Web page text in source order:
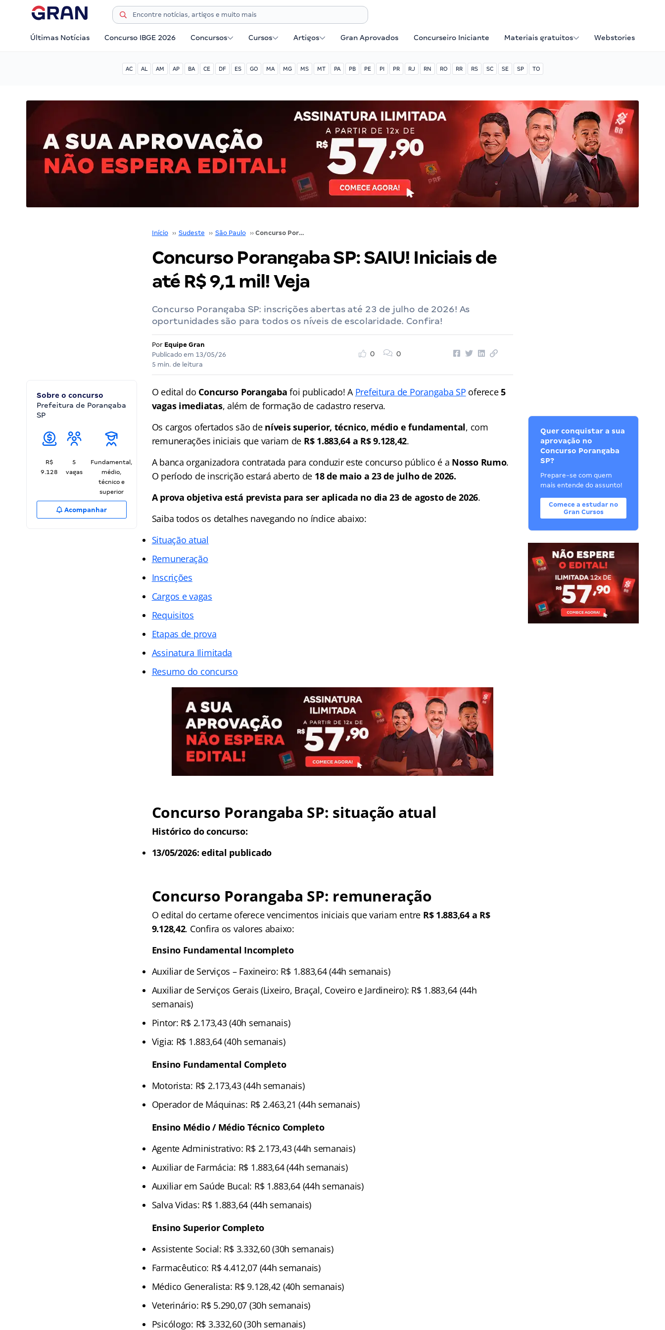
Últimas Notícias Concurso IBGE 2026 Concursos Cursos Artigos Gran Aprovados Concurseiro Iniciante Materiais gratuitos Webstories
AC AL AM AP BA CE DF ES GO MA MG MS MT PA PB PE PI PR RJ RN RO RR RS SC SE SP TO
Início ›› Sudeste ›› São Paulo ›› Concurso Porangaba SP: SAIU! Iniciais de até R$ 9,1 mil! Veja
Concurso Porangaba SP: SAIU! Iniciais de
até R$ 9,1 mil! Veja
Concurso Porangaba SP: inscrições abertas até 23 de julho de 2026! As
oportunidades são para todos os níveis de escolaridade. Confira!
Por Equipe Gran
Publicado em 13/05/26
5 min. de leitura
0 0
Sobre o concurso
Prefeitura de Porangaba
SP
R$
9.128
5
vagas
Fundamental,
médio,
técnico e
superior
Acompanhar
O edital do Concurso Porangaba foi publicado! A Prefeitura de Porangaba SP oferece5
vagas imediatas, além de formação de cadastro reserva.
Os cargos ofertados são deníveis superior, técnico, médio e fundamental, com
remunerações iniciais que variam de R$ 1.883,64 a R$ 9.128,42.
A banca organizadora contratada para conduzir este concurso público é a Nosso Rumo.
O período de inscrição estará aberto de 18 de maio a 23 de julho de 2026.
A prova objetiva está prevista para ser aplicada no dia 23 de agosto de 2026.
Saiba todos os detalhes navegando no índice abaixo:
Situação atual
Remuneração
Inscrições
Cargos e vagas
Requisitos
Etapas de prova
Assinatura Ilimitada
Resumo do concurso
Concurso Porangaba SP: situação atual
Histórico do concurso:
13/05/2026: edital publicado
Concurso Porangaba SP: remuneração
O edital do certame oferece vencimentos iniciais que variam entre R$ 1.883,64 a R$
9.128,42. Confira os valores abaixo:
Ensino Fundamental Incompleto
Auxiliar de Serviços – Faxineiro: R$ 1.883,64 (44h semanais)
Auxiliar de Serviços Gerais (Lixeiro, Braçal, Coveiro e Jardineiro): R$ 1.883,64 (44h
semanais)
Pintor: R$ 2.173,43 (40h semanais)
Vigia: R$ 1.883,64 (40h semanais)
Ensino Fundamental Completo
Motorista: R$ 2.173,43 (44h semanais)
Operador de Máquinas: R$ 2.463,21 (44h semanais)
Ensino Médio / Médio Técnico Completo
Agente Administrativo: R$ 2.173,43 (44h semanais)
Auxiliar de Farmácia: R$ 1.883,64 (44h semanais)
Auxiliar em Saúde Bucal: R$ 1.883,64 (44h semanais)
Salva Vidas: R$ 1.883,64 (44h semanais)
Ensino Superior Completo
Assistente Social: R$ 3.332,60 (30h semanais)
Farmacêutico: R$ 4.412,07 (44h semanais)
Médico Generalista: R$ 9.128,42 (40h semanais)
Veterinário: R$ 5.290,07 (30h semanais)
Psicólogo: R$ 3.332,60 (30h semanais)
Quer conquistar a sua
aprovação no
Concurso Porangaba
SP?
Prepare-se com quem
mais entende do assunto!
Comece a estudar no
Gran Cursos